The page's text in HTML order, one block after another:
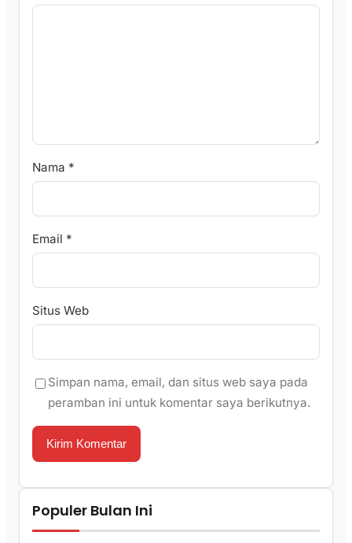
Nama *
Email *
Situs Web
Simpan nama, email, dan situs web saya pada
peramban ini untuk komentar saya berikutnya.
Populer Bulan Ini